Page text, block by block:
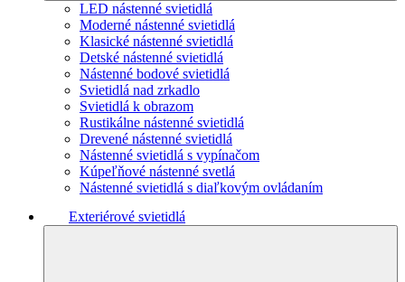
LED nástenné svietidlá
Moderné nástenné svietidlá
Klasické nástenné svietidlá
Detské nástenné svietidlá
Nástenné bodové svietidlá
Svietidlá nad zrkadlo
Svietidlá k obrazom
Rustikálne nástenné svietidlá
Drevené nástenné svietidlá
Nástenné svietidlá s vypínačom
Kúpeľňové nástenné svetlá
Nástenné svietidlá s diaľkovým ovládaním
Exteriérové svietidlá